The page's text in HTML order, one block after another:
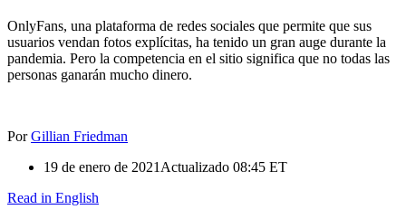
OnlyFans, una plataforma de redes sociales que permite que sus
usuarios vendan fotos explícitas, ha tenido un gran auge durante la
pandemia. Pero la competencia en el sitio significa que no todas las
personas ganarán mucho dinero.
PorGillian Friedman
19 de enero de 2021Actualizado 08:45 ET
Read in English